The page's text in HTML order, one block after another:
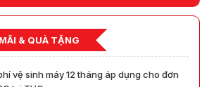
& QUÀ TẶNG
vệ sinh máy 12 tháng áp dụng cho đơn